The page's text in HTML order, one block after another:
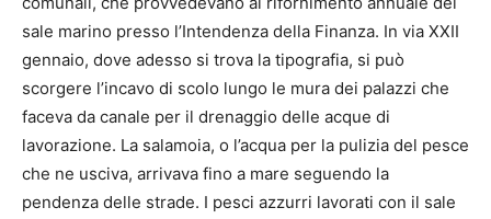
sale marino presso l’Intendenza della Finanza. In via XXII
gennaio, dove adesso si trova la tipografia, si può
scorgere l’incavo di scolo lungo le mura dei palazzi che
faceva da canale per il drenaggio delle acque di
lavorazione. La salamoia, o l’acqua per la pulizia del pesce
che ne usciva, arrivava fino a mare seguendo la
pendenza delle strade. I pesci azzurri lavorati con il sale